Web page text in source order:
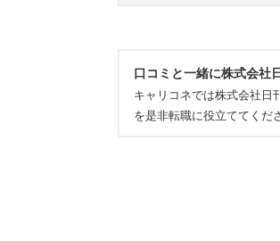
口コミと一緒に株式会社
キャリコネでは株式会社日
を是非転職に役立ててくだ